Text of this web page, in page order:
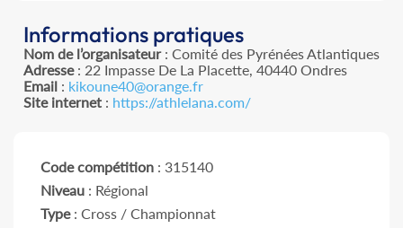
Informations pratiques
Nom de l’organisateur: Comité des Pyrénées Atlantiques
Adresse: 22 Impasse De La Placette, 40440 Ondres
Email : kikoune40@orange.fr
Site internet : https://athlelana.com/
Code compétition : 315140
Niveau : Régional
Type: Cross / Championnat